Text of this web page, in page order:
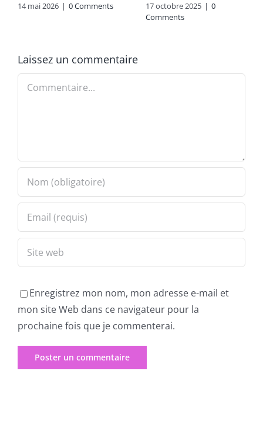
14 mai 2026 | 0 Comments 17 octobre 2025 | 0
Comments
Laissez un commentaire
Commentaire
Enregistrez mon nom, mon adresse e-mail et
mon site Web dans ce navigateur pour la
prochaine fois que je commenterai.